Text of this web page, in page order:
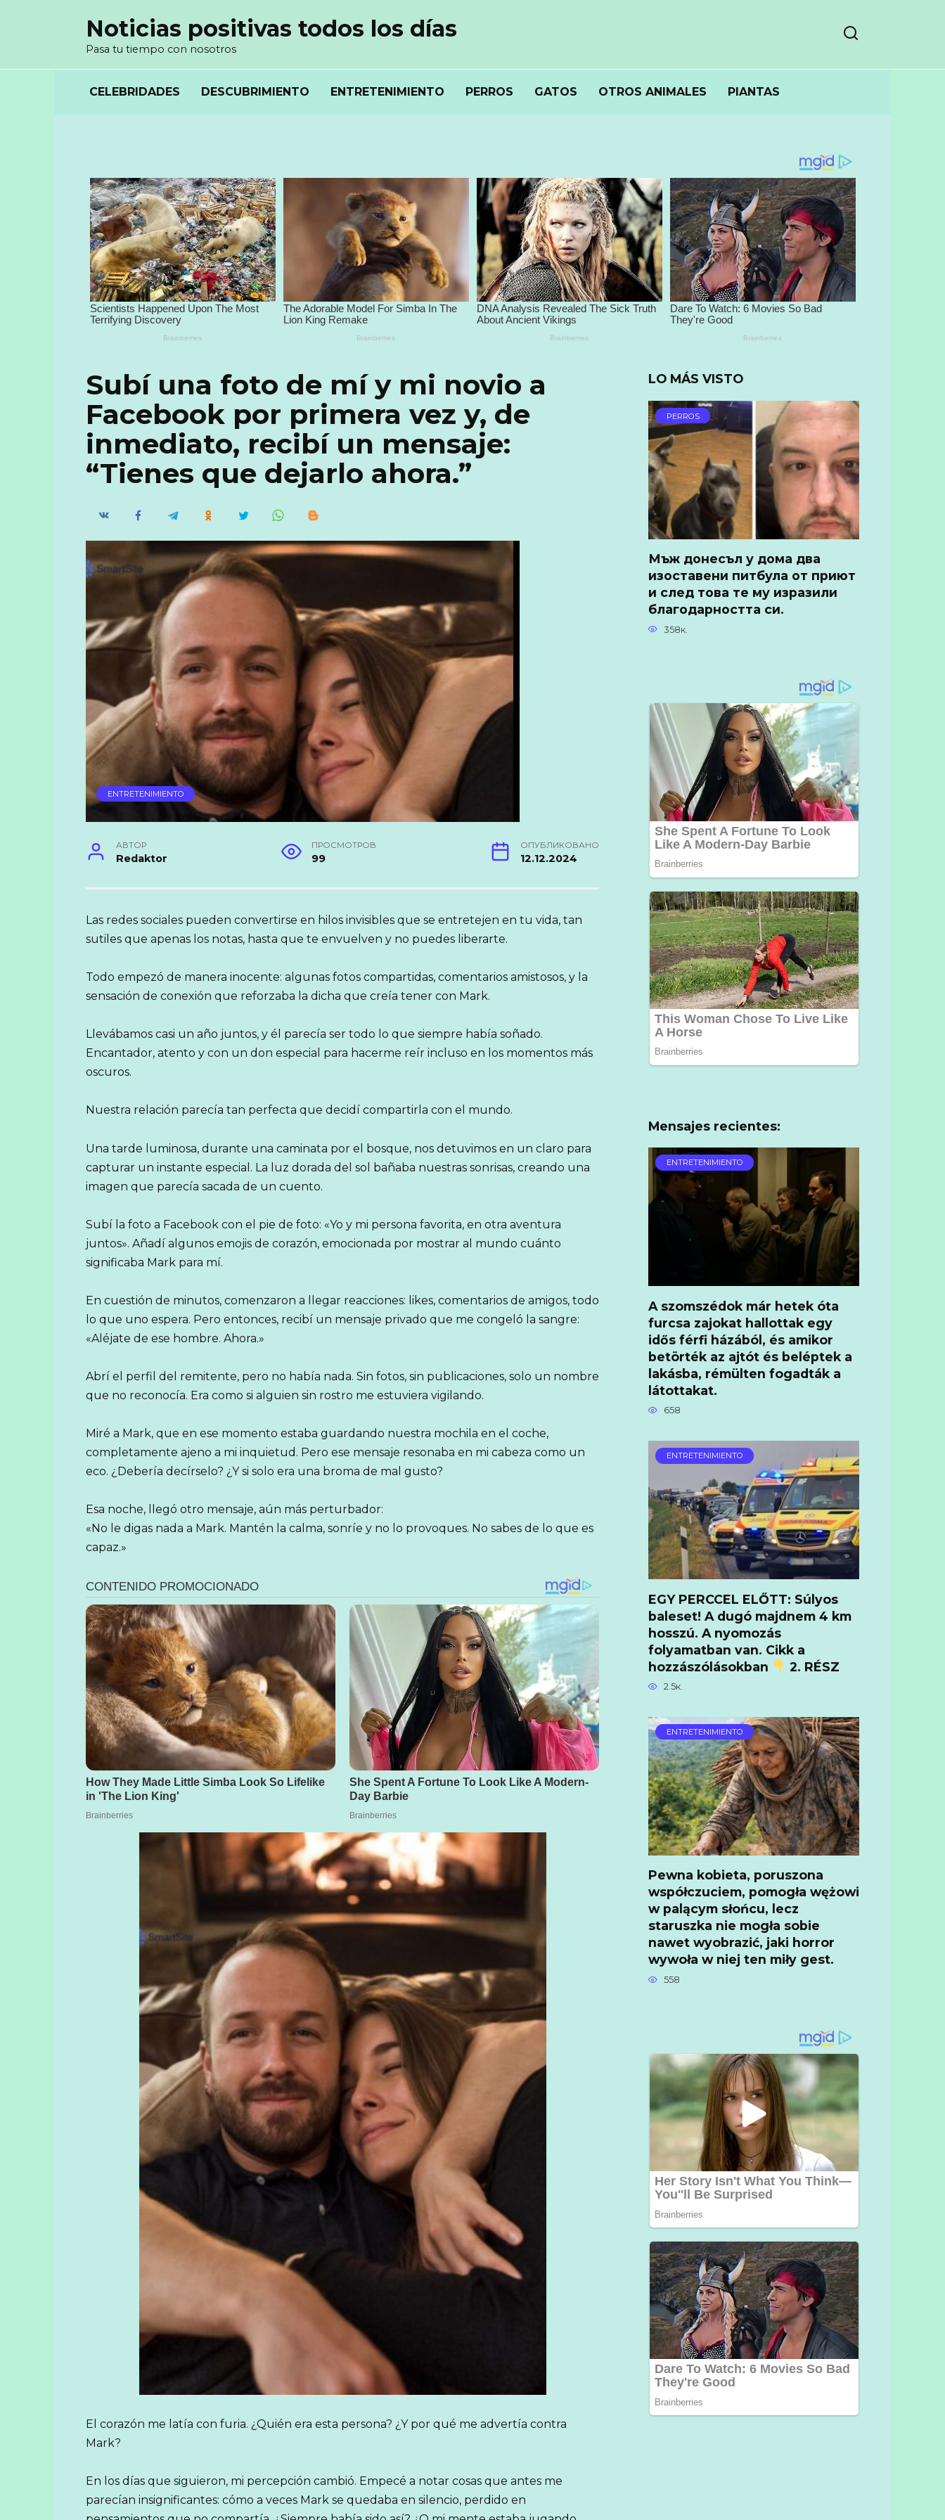
Noticias positivas todos los días
Pasa tu tiempo con nosotros
CELEBRIDADES DESCUBRIMIENTO ENTRETENIMIENTO PERROS GATOS OTROS ANIMALES PIANTAS
Subí una foto de mí y mi novio a
Facebook por primera vez y, de
inmediato, recibí un mensaje:
“Tienes que dejarlo ahora.”
ENTRETENIMIENTO
АВТОР
Redaktor
ПРОСМОТРОВ
99
ОПУБЛИКОВАНО
12.12.2024
Las redes sociales pueden convertirse en hilos invisibles que se entretejen en tu vida, tan
sutiles que apenas los notas, hasta que te envuelven y no puedes liberarte.
Todo empezó de manera inocente: algunas fotos compartidas, comentarios amistosos, y la
sensación de conexión que reforzaba la dicha que creía tener con Mark.
Llevábamos casi un año juntos, y él parecía ser todo lo que siempre había soñado.
Encantador, atento y con un don especial para hacerme reír incluso en los momentos más
oscuros.
Nuestra relación parecía tan perfecta que decidí compartirla con el mundo.
Una tarde luminosa, durante una caminata por el bosque, nos detuvimos en un claro para
capturar un instante especial. La luz dorada del sol bañaba nuestras sonrisas, creando una
imagen que parecía sacada de un cuento.
Subí la foto a Facebook con el pie de foto: «Yo y mi persona favorita, en otra aventura
juntos». Añadí algunos emojis de corazón, emocionada por mostrar al mundo cuánto
significaba Mark para mí.
En cuestión de minutos, comenzaron a llegar reacciones: likes, comentarios de amigos, todo
lo que uno espera. Pero entonces, recibí un mensaje privado que me congeló la sangre:
«Aléjate de ese hombre. Ahora.»
Abrí el perfil del remitente, pero no había nada. Sin fotos, sin publicaciones, solo un nombre
que no reconocía. Era como si alguien sin rostro me estuviera vigilando.
Miré a Mark, que en ese momento estaba guardando nuestra mochila en el coche,
completamente ajeno a mi inquietud. Pero ese mensaje resonaba en mi cabeza como un
eco. ¿Debería decírselo? ¿Y si solo era una broma de mal gusto?
Esa noche, llegó otro mensaje, aún más perturbador:
«No le digas nada a Mark. Mantén la calma, sonríe y no lo provoques. No sabes de lo que es
capaz.»
El corazón me latía con furia. ¿Quién era esta persona? ¿Y por qué me advertía contra
Mark?
En los días que siguieron, mi percepción cambió. Empecé a notar cosas que antes me
parecían insignificantes: cómo a veces Mark se quedaba en silencio, perdido en
LO MÁS VISTO
PERROS
Мъж донесъл у дома два
изоставени питбула от приют
и след това те му изразили
благодарността си.
358к.
Mensajes recientes:
ENTRETENIMIENTO
A szomszédok már hetek óta
furcsa zajokat hallottak egy
idős férfi házából, és amikor
betörték az ajtót és beléptek a
lakásba, rémülten fogadták a
látottakat.
658
ENTRETENIMIENTO
EGY PERCCEL ELŐTT: Súlyos
baleset! A dugó majdnem 4 km
hosszú. A nyomozás
folyamatban van. Cikk a
hozzászólásokban
2. RÉSZ
2.5к.
ENTRETENIMIENTO
Pewna kobieta, poruszona
współczuciem, pomogła wężowi
w palącym słońcu, lecz
staruszka nie mogła sobie
nawet wyobrazić, jaki horror
wywoła w niej ten miły gest.
558